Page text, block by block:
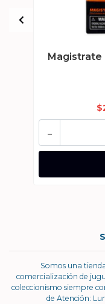
Magistrate
-
Somos una
comercialización de
coleccionismo siempre
de Atención: